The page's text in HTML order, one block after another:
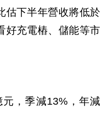
估下半年營收將低於
好充電樁、儲能等市
，季減13%，年減